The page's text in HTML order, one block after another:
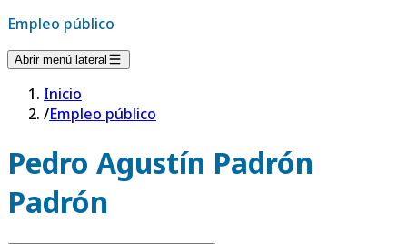
Empleo público
Abrir menú lateral
Inicio
/Empleo público
Pedro Agustín Padrón
Padrón